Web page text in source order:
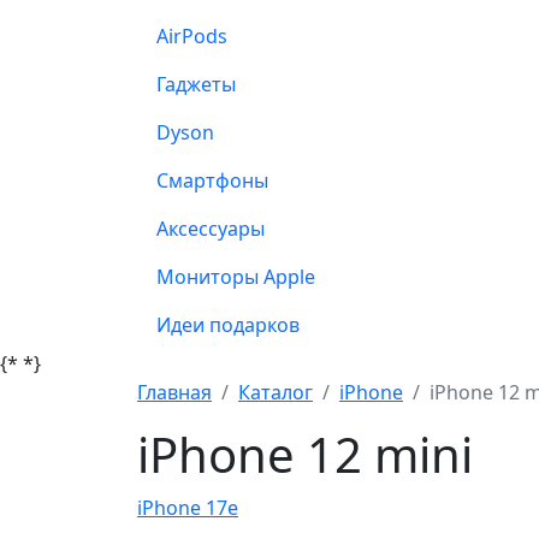
AirPods
Гаджеты
Dyson
Смартфоны
Аксессуары
Мониторы Apple
Идеи подарков
{* *}
Главная
Каталог iPhone iPhone 12
iPhone 12 mini
iPhone 17e